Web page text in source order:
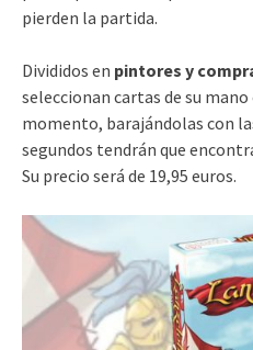
pierden la partida.
Divididos en pintores y
seleccionan cartas de su
momento, barajándolas con
segundos tendrán que
Su precio será de 19,95 euros.